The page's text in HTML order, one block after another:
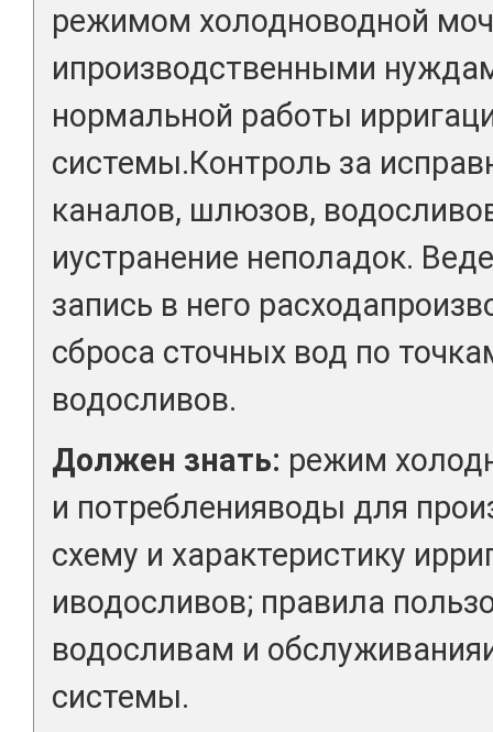
режимом холодноводной
ипроизводственными
нормальной работы
системы.Контроль за
каналов, шлюзов,
иустранение неполадок.
запись в него
сброса сточных вод по
водосливов.
Должен знать: режим
и потребленияводы для
схему и характеристику
иводосливов; правила
водосливам и
системы.